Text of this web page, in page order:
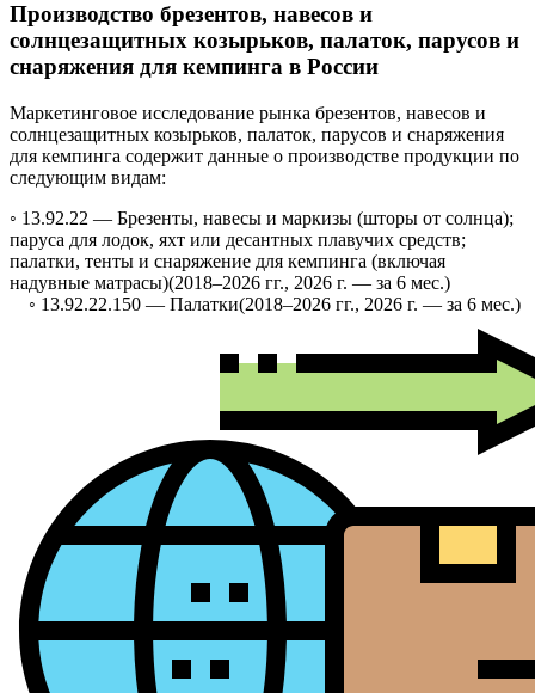
Производство брезентов, навесов и
солнцезащитных козырьков, палаток, парусов и
снаряжения для кемпинга в России
Маркетинговое исследование рынка брезентов, навесов и
солнцезащитных козырьков, палаток, парусов и снаряжения
для кемпинга содержит данные о производстве продукции по
следующим видам:
◦ 13.92.22 — Брезенты, навесы и маркизы (шторы от солнца);
паруса для лодок, яхт или десантных плавучих средств;
палатки, тенты и снаряжение для кемпинга (включая
надувные матрасы)(2018–2026 гг., 2026 г. — за 6 мес.)
◦ 13.92.22.150 — Палатки(2018–2026 гг., 2026 г. — за 6 мес.)